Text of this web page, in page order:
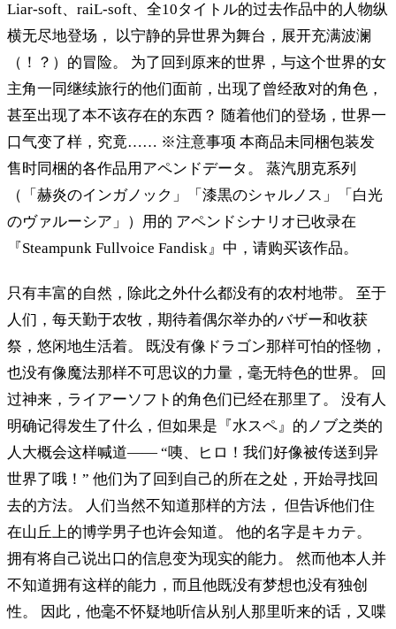
Liar-soft、raiL-soft、全10タイトル的过去作品中的人物纵
横无尽地登场， 以宁静的异世界为舞台，展开充满波澜
（！？）的冒险。 为了回到原来的世界，与这个世界的女
主角一同继续旅行的他们面前，出现了曾经敌对的角色，
甚至出现了本不该存在的东西？ 随着他们的登场，世界一
口气变了样，究竟…… ※注意事项 本商品未同梱包装发
售时同梱的各作品用アペンドデータ。 蒸汽朋克系列
（「赫炎のインガノック」「漆黒のシャルノス」「白光
のヴァルーシア」）用的 アペンドシナリオ已收录在
『Steampunk Fullvoice Fandisk』中，请购买该作品。
只有丰富的自然，除此之外什么都没有的农村地带。 至于
人们，每天勤于农牧，期待着偶尔举办的バザー和收获
祭，悠闲地生活着。 既没有像ドラゴン那样可怕的怪物，
也没有像魔法那样不可思议的力量，毫无特色的世界。 回
过神来，ライアーソフト的角色们已经在那里了。 没有人
明确记得发生了什么，但如果是『水スペ』的ノブ之类的
人大概会这样喊道—— “咦、ヒロ！我们好像被传送到异
世界了哦！” 他们为了回到自己的所在之处，开始寻找回
去的方法。 人们当然不知道那样的方法， 但告诉他们住
在山丘上的博学男子也许会知道。 他的名字是キカテ。
拥有将自己说出口的信息变为现实的能力。 然而他本人并
不知道拥有这样的能力，而且他既没有梦想也没有独创
性。 因此，他毫不怀疑地听信从别人那里听来的话，又喋